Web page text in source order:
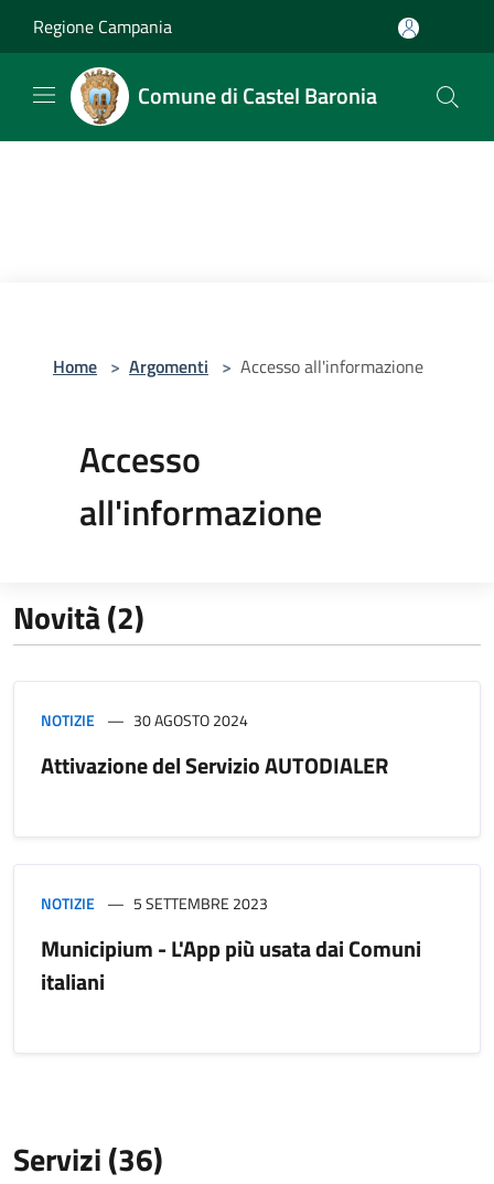
Regione Campania
Comune di Castel Baronia
Home > Argomenti > Accesso all'informazione
Accesso
all'informazione
Novità (2)
NOTIZIE 30 AGOSTO 2024
Attivazione del Servizio AUTODIALER
NOTIZIE 5 SETTEMBRE 2023
Municipium - L'App più usata dai Comuni
italiani
Servizi (36)